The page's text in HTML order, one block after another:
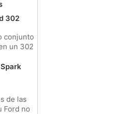
302
conjunto
un 302
de las
Ford no